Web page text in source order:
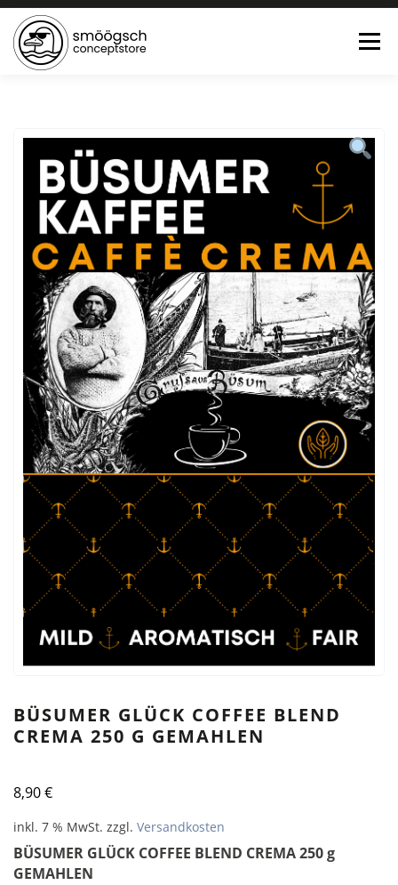
Menü
TEE:PAUSE KONTAKT 0 ARTIKEL
BÜSUMER GLÜCK COFFEE BLEND
CREMA 250 G GEMAHLEN
8,90€
inkl. 7 % MwSt. zzgl. Versandkosten
BÜSUMER GLÜCK COFFEE BLEND CREMA 250 g
GEMAHLEN